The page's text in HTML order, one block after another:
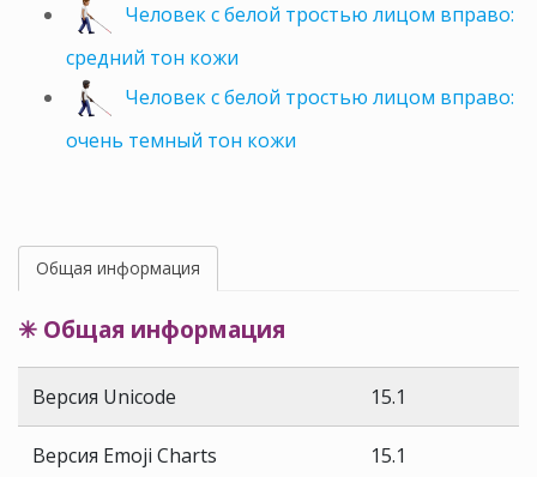
Человек с белой тростью лицом вправо:
средний тон кожи
Человек с белой тростью лицом вправо:
очень темный тон кожи
Общая информация
✳ Общая информация
Версия Unicode 15.1
Версия Emoji Charts 15.1